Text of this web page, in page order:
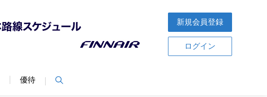
新規会員登録
ログイン
優待